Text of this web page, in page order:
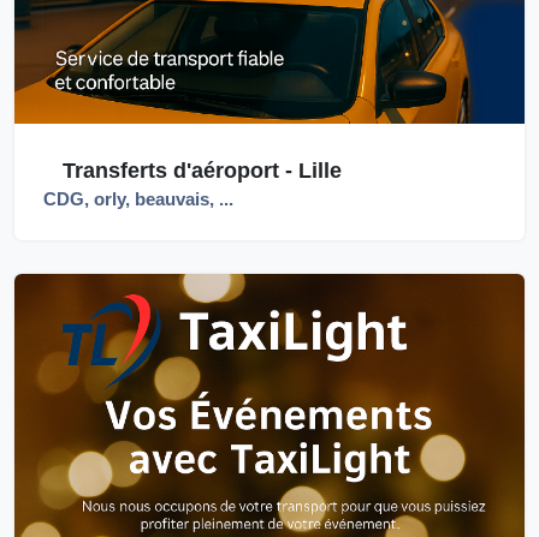
Transferts d'aéroport - Lille
CDG, orly, beauvais, ...